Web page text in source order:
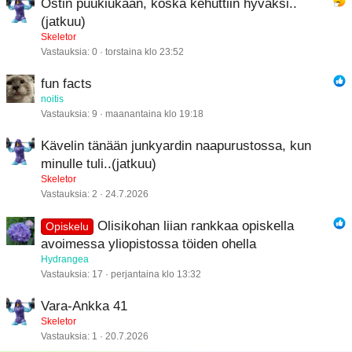
Verdana
Ostin puukiukaan, koska kehuttiin hyväksi..
(jatkuu)
Skeletor
Vastauksia 0 torstaina klo 23:52
fun facts
noitis
Vastauksia 9 maanantaina klo 19:18
Kävelin tänään junkyardin naapurustossa, kun
minulle tuli..(jatkuu)
Skeletor
Vastauksia 2 24.7.2026
Opiskelu
Olisikohan liian rankkaa opiskella
avoimessa yliopistossa töiden ohella
Hydrangea
Vastauksia 17 perjantaina klo 13:32
Vara-Ankka 41
Skeletor
Vastauksia 1 20.7.2026